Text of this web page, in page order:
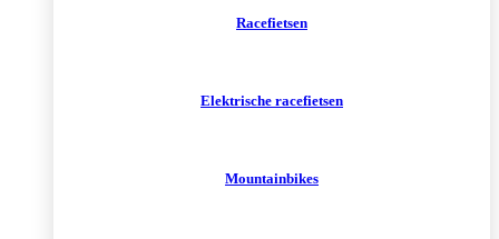
Racefietsen
Elektrische racefietsen
Mountainbikes